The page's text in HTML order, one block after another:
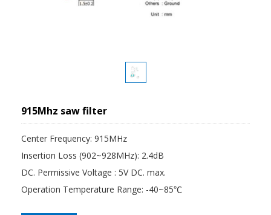
915Mhz saw filter
Center Frequency: 915MHz
Insertion Loss (902~928MHz): 2.4dB
DC. Permissive Voltage : 5V DC. max.
Operation Temperature Range: -40~85℃